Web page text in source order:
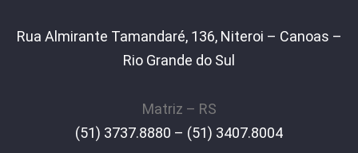
Rua Almirante Tamandaré, 136, Niteroi – Canoas –
Rio Grande do Sul
Matriz – RS
(51) 3737.8880 – (51) 3407.8004